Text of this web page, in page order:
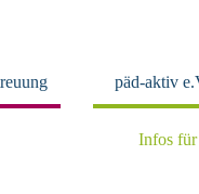
päd-aktiv
Infos für